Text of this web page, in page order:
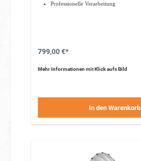
Professionelle Verarbeitung
799,00 €*
Mehr Informationen mit Klick aufs Bild
In den Warenkorb